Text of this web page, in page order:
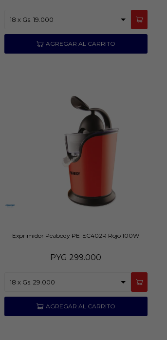
Exprimidor Peabody PE-EC402R Rojo 100W
PYG 299.000